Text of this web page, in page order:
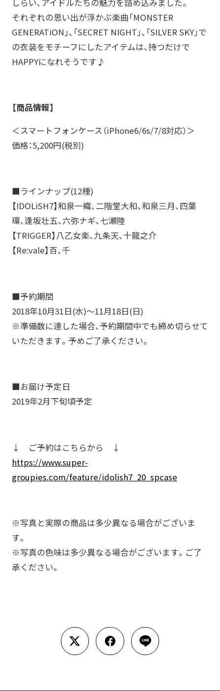
しらい、アイドルたちの魅力を詰め込みました。
それぞれの思い出が浮かぶ楽曲「MONSTER
GENERATiON」、「SECRET NIGHT」、「SILVER SKY」で
の衣装をモチーフにしたアイテムは、持つだけで
HAPPYになれそうです♪
【商品情報】
＜スマートフォンケース（iPhone6/6s/7/8対応）＞
価格：5,200円(税別)
■ラインナップ(12種)
【IDOLiSH7】和泉一織、二階堂大和、和泉三月、四葉
環、逢坂壮五、六弥ナギ、七瀬陸
【TRIGGER】八乙女楽、九条天、十龍之介
【Re:vale】百、千
■予約期間
2018年10月31日(水)～11月18日(日)
※準備数に達した場合、予約期間中でも締め切らせて
いただきます。予めご了承ください。
■お届け予定日
2019年2月下旬頃予定
↓ ご予約はこちらから ↓
https://www.super-
groupies.com/feature/idolish7_20_spcase
※写真と実際の商品は多少異なる場合がございま
す。
※写真の色味は多少異なる場合がございます。ご了
承ください。